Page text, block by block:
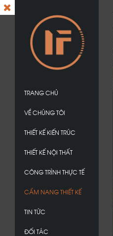
TRANG CHỦ
VỀ CHÚNG TÔI
THIẾT KẾ KIẾN TRÚC
THIẾT KẾ NỘI THẤT
CÔNG TRÌNH THỰC TẾ
CẨM NANG THIẾT KẾ
TIN TỨC
ĐỐI TÁC